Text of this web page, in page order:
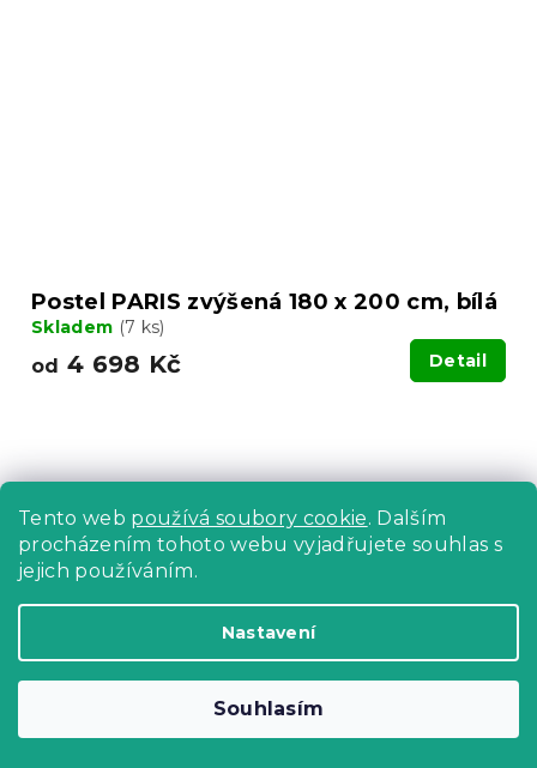
Tento web používá soubory cookie. Dalším
procházením tohoto webu vyjadřujete souhlas s
jejich používáním.
Nastavení
Souhlasím
Postel PARIS zvýšená 180 x 200 cm, bílá
Skladem (7 ks)
od 4 698 Kč Detail